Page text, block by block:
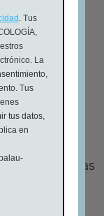
las
en
o estructuras